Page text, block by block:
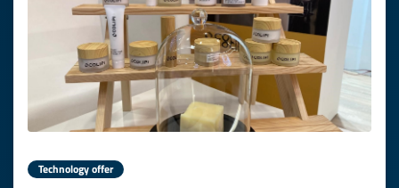
Technology offer